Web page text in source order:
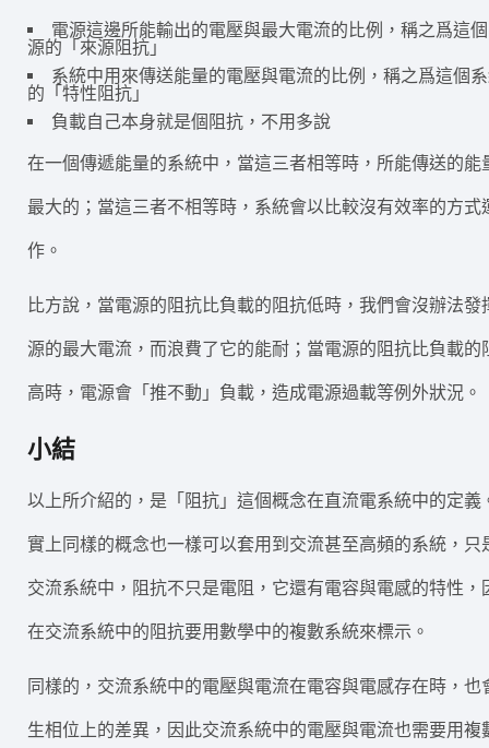
電源這邊所能輸出的電壓與最大電流的比例，稱之爲這
源的「來源阻抗」
系統中用來傳送能量的電壓與電流的比例，稱之爲這個
的「特性阻抗」
負載自己本身就是個阻抗，不用多說
在一個傳遞能量的系統中，當這三者相等時，所能傳送的能
最大的；當這三者不相等時，系統會以比較沒有效率的方式
作。
比方說，當電源的阻抗比負載的阻抗低時，我們會沒辦法發
源的最大電流，而浪費了它的能耐；當電源的阻抗比負載的
高時，電源會「推不動」負載，造成電源過載等例外狀況。
小結
以上所介紹的，是「阻抗」這個概念在直流電系統中的定義
實上同樣的概念也一樣可以套用到交流甚至高頻的系統，只
交流系統中，阻抗不只是電阻，它還有電容與電感的特性，
在交流系統中的阻抗要用數學中的複數系統來標示。
同樣的，交流系統中的電壓與電流在電容與電感存在時，也
生相位上的差異，因此交流系統中的電壓與電流也需要用複